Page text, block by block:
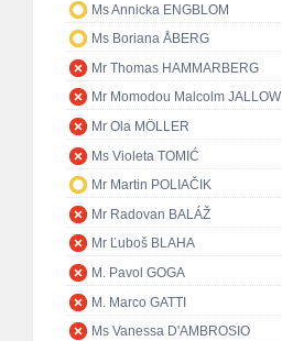
Ms Annicka ENGBLOM
Ms Boriana ÅBERG
Mr Thomas HAMMARBERG
Mr Momodou Malcolm JALLOW
Mr Ola MÖLLER
Ms Violeta TOMIĆ
Mr Martin POLIAČIK
Mr Radovan BALÁŽ
Mr Ľuboš BLAHA
M. Pavol GOGA
M. Marco GATTI
Ms Vanessa D'AMBROSIO